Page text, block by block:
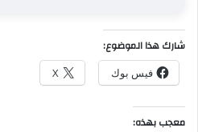
شارك هذا الموضوع:
فيس بوك X
معجب بهذه: